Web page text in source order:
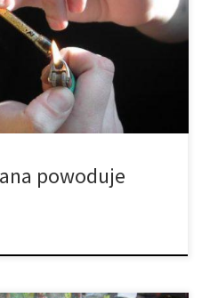
braku motywacji po lub w
po prostu wzrusza
danej odmiany, a niektórzy
powoduje